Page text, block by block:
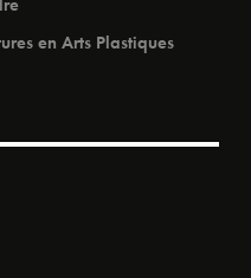
en Arts Plastiques